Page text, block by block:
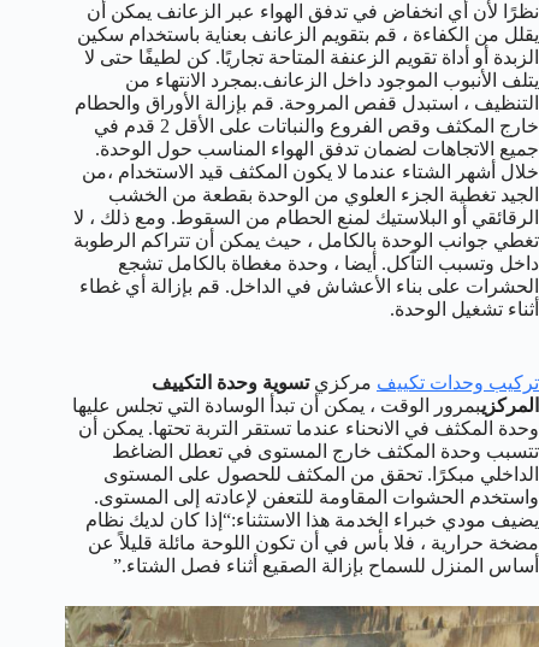
نظرًا لأن أي انخفاض في تدفق الهواء عبر الزعانف يمكن أن
يقلل من الكفاءة ، قم بتقويم الزعانف بعناية باستخدام سكين
الزبدة أو أداة تقويم الزعنفة المتاحة تجاريًا. كن لطيفًا حتى لا
يتلف الأنبوب الموجود داخل الزعانف.بمجرد الانتهاء من
التنظيف ، استبدل قفص المروحة. قم بإزالة الأوراق والحطام
خارج المكثف وقص الفروع والنباتات على الأقل 2 قدم في
جميع الاتجاهات لضمان تدفق الهواء المناسب حول الوحدة.
خلال أشهر الشتاء عندما لا يكون المكثف قيد الاستخدام ،من
الجيد تغطية الجزء العلوي من الوحدة بقطعة من الخشب
الرقائقي أو البلاستيك لمنع الحطام من السقوط. ومع ذلك ، لا
تغطي جوانب الوحدة بالكامل ، حيث يمكن أن تتراكم الرطوبة
داخل وتسبب التآكل. أيضا ، وحدة مغطاة بالكامل تشجع
الحشرات على بناء الأعشاش في الداخل. قم بإزالة أي غطاء
أثناء تشغيل الوحدة.
تركيب وحدات تكييف مركزيتسوية وحدة التكييف
المركزيبمرور الوقت ، يمكن أن تبدأ الوسادة التي تجلس عليها
وحدة المكثف في الانحناء عندما تستقر التربة تحتها. يمكن أن
تتسبب وحدة المكثف خارج المستوى في تعطل الضاغط
الداخلي مبكرًا. تحقق من المكثف للحصول على المستوى
واستخدم الحشوات المقاومة للتعفن لإعادته إلى المستوى.
يضيف مودي خبراء الخدمة هذا الاستثناء:“إذا كان لديك نظام
مضخة حرارية ، فلا بأس في أن تكون اللوحة مائلة قليلاً عن
أساس المنزل للسماح بإزالة الصقيع أثناء فصل الشتاء.”